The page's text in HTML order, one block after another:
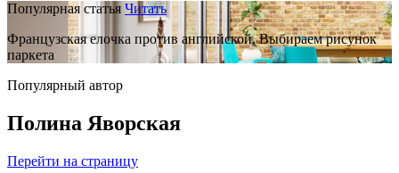
Популярная статья Читать
Французская елочка против английской. Выбираем рисунок
паркета
Популярный автор
Полина Яворская
Перейти на страницу